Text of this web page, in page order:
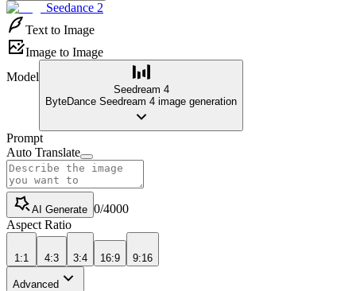
Seedance 2
Text to Image
Image to Image
Model
Seedream 4
ByteDance Seedream 4 image generation
Prompt
Auto Translate
AI Generate 0/4000
Aspect Ratio
1:1 4:3 3:4 16:9 9:16
Advanced